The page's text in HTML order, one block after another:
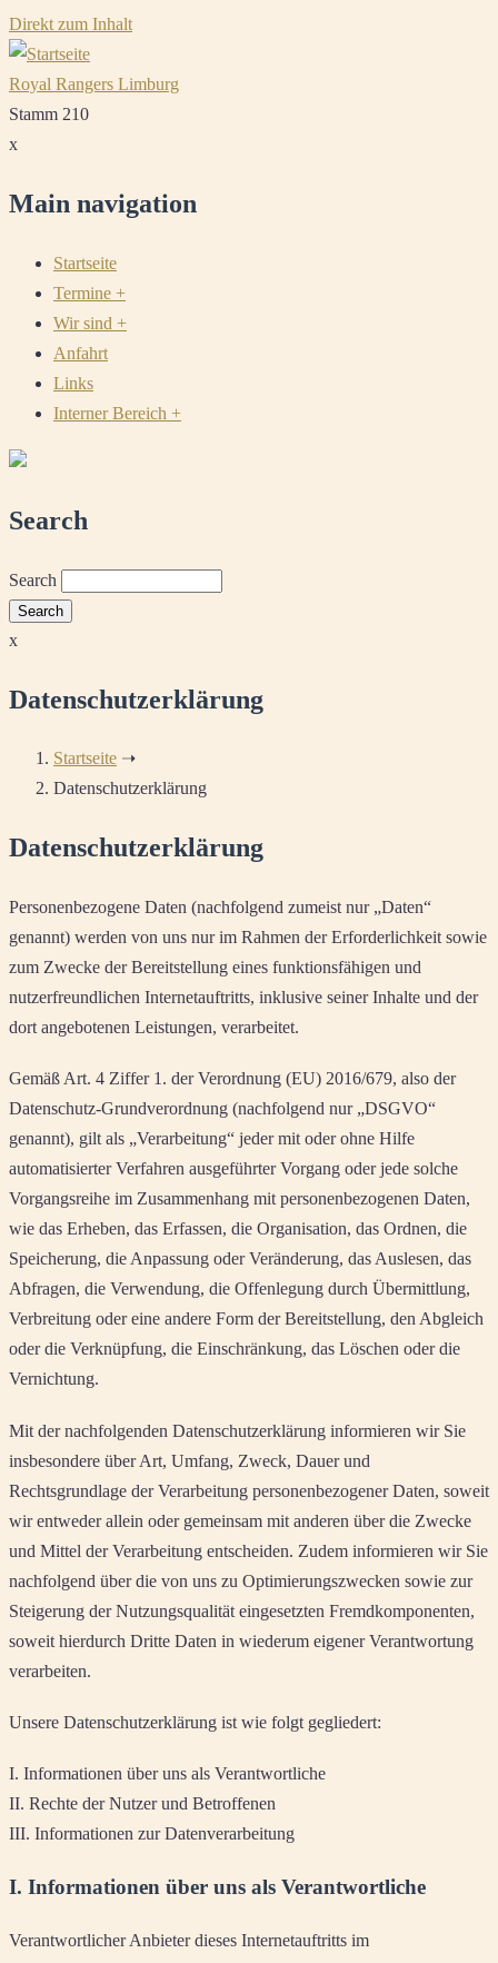
Direkt zum Inhalt
Royal Rangers Limburg
Stamm 210
x
Main navigation
Startseite
Termine +
Wir sind +
Anfahrt
Links
Interner Bereich +
Search
Search
x
Datenschutzerklärung
Startseite ➝
Datenschutzerklärung
Datenschutzerklärung
Personenbezogene Daten (nachfolgend zumeist nur „Daten“
genannt) werden von uns nur im Rahmen der Erforderlichkeit sowie
zum Zwecke der Bereitstellung eines funktionsfähigen und
nutzerfreundlichen Internetauftritts, inklusive seiner Inhalte und der
dort angebotenen Leistungen, verarbeitet.
Gemäß Art. 4 Ziffer 1. der Verordnung (EU) 2016/679, also der
Datenschutz-Grundverordnung (nachfolgend nur „DSGVO“
genannt), gilt als „Verarbeitung“ jeder mit oder ohne Hilfe
automatisierter Verfahren ausgeführter Vorgang oder jede solche
Vorgangsreihe im Zusammenhang mit personenbezogenen Daten,
wie das Erheben, das Erfassen, die Organisation, das Ordnen, die
Speicherung, die Anpassung oder Veränderung, das Auslesen, das
Abfragen, die Verwendung, die Offenlegung durch Übermittlung,
Verbreitung oder eine andere Form der Bereitstellung, den Abgleich
oder die Verknüpfung, die Einschränkung, das Löschen oder die
Vernichtung.
Mit der nachfolgenden Datenschutzerklärung informieren wir Sie
insbesondere über Art, Umfang, Zweck, Dauer und
Rechtsgrundlage der Verarbeitung personenbezogener Daten, soweit
wir entweder allein oder gemeinsam mit anderen über die Zwecke
und Mittel der Verarbeitung entscheiden. Zudem informieren wir Sie
nachfolgend über die von uns zu Optimierungszwecken sowie zur
Steigerung der Nutzungsqualität eingesetzten Fremdkomponenten,
soweit hierdurch Dritte Daten in wiederum eigener Verantwortung
verarbeiten.
Unsere Datenschutzerklärung ist wie folgt gegliedert:
I. Informationen über uns als Verantwortliche
II. Rechte der Nutzer und Betroffenen
III. Informationen zur Datenverarbeitung
I. Informationen über uns als Verantwortliche
Verantwortlicher Anbieter dieses Internetauftritts im